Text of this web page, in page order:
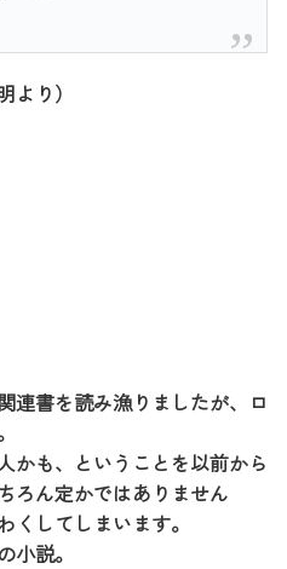
より）
連書を読み漁りましたが、ロ
かも、ということを以前から
ろん定かではありません
くしてしまいます。
小説。